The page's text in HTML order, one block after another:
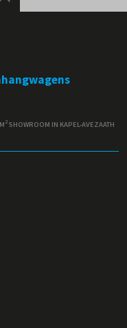
2SHOWROOM IN KAPEL-AVEZAATH